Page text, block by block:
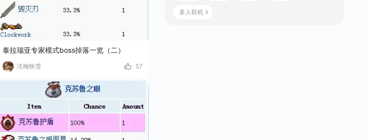
泰拉瑞亚专家模式boss掉落一览（二）
泫梅映雪 57
多人联机